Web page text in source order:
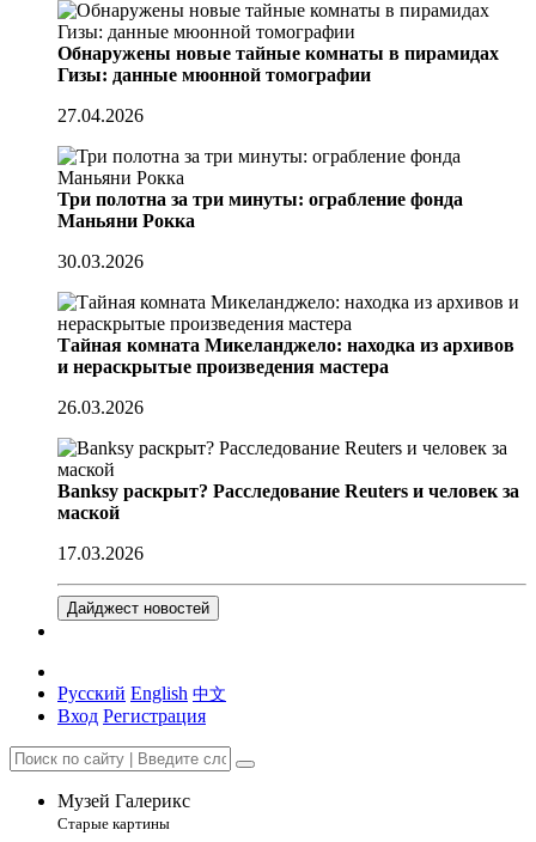
Обнаружены новые тайные комнаты в пирамидах
Гизы: данные мюонной томографии
27.04.2026
Три полотна за три минуты: ограбление фонда
Маньяни Рокка
30.03.2026
Тайная комната Микеланджело: находка из архивов
и нераскрытые произведения мастера
26.03.2026
Banksy раскрыт? Расследование Reuters и человек за
маской
17.03.2026
Дайджест новостей
Русский English 中文
Вход Регистрация
Музей Галерикс
Старые картины